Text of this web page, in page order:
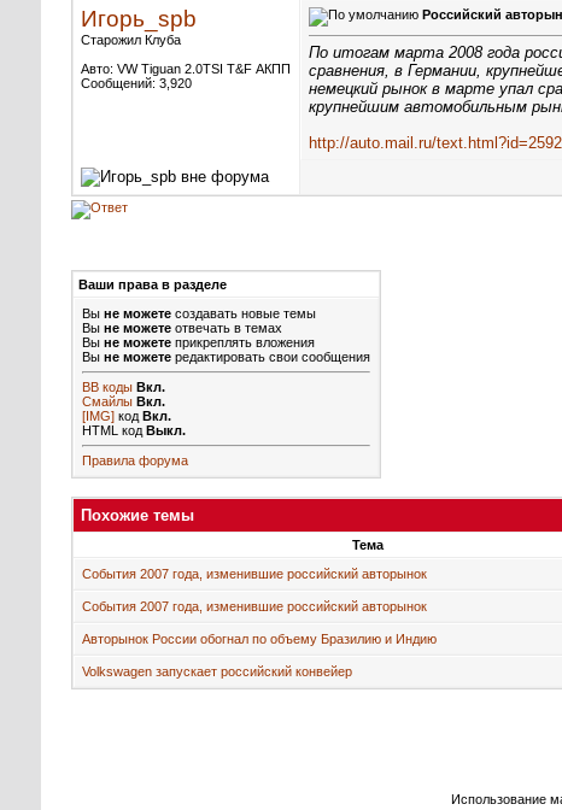
Игорь_spb
Старожил Клуба
Авто: VW Tiguan 2.0TSI T&F АКПП
Сообщений: 3,920
Российский
По итогам марта 2008 года
сравнения, в Германии,
немецкий рынок в марте упал
крупнейшим автомобильным
http://auto.mail.ru/
Ваши права в разделе
Вы не можете создавать новые темы
Вы не можете отвечать в темах
Вы не можете прикреплять вложения
Вы не можете редактировать свои сообщения
BB коды Вкл.
Смайлы Вкл.
[IMG] код Вкл.
HTML код Выкл.
Правила форума
Похожие темы
Тема
События 2007 года, изменившие российский авторынок
События 2007 года, изменившие российский авторынок
Авторынок России обогнал по объему Бразилию и Индию
Volkswagen запускает российский конвейер
Использование